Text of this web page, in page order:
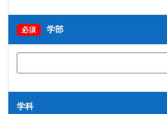
必須 学部
学科